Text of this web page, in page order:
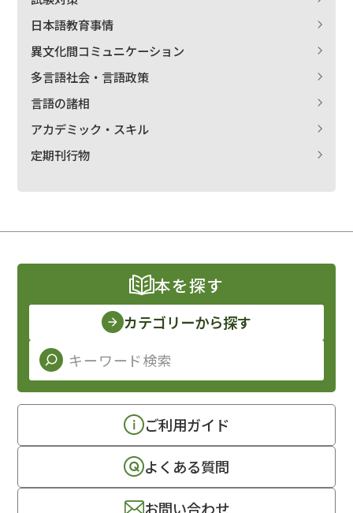
日本語教育事情
異文化間コミュニケーション
多言語社会・言語政策
言語の諸相
アカデミック・スキル
定期刊行物
本を探す
カテゴリーから探す
ご利用ガイド
よくある質問
お問い合わせ